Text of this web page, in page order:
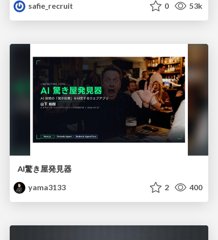
safie_recruit
0 53k
AI驚き屋発見器
yama3133
2 400